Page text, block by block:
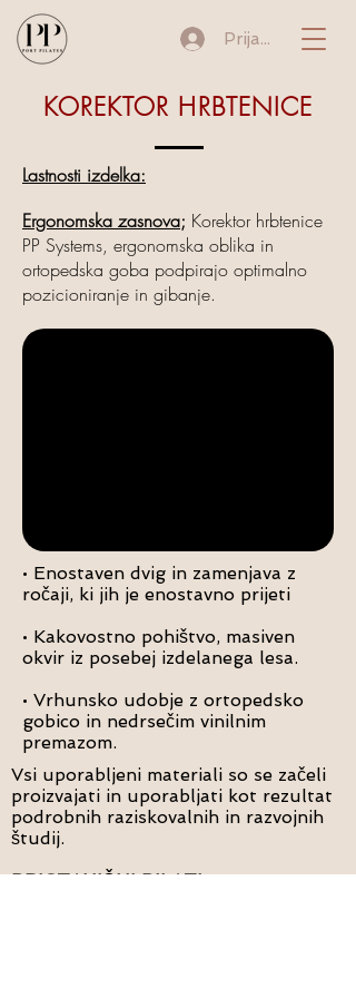
Prijava
KOREKTOR HRBTENICE
Lastnosti izdelka:
Ergonomska zasnova; Korektor hrbtenice
PP Systems, ergonomska oblika in
ortopedska goba podpirajo optimalno
pozicioniranje in gibanje.
• Enostaven dvig in zamenjava z
ročaji, ki jih je enostavno prijeti
• Kakovostno pohištvo, masiven
okvir iz posebej izdelanega lesa.
• Vrhunsko udobje z ortopedsko
gobico in nedrsečim vinilnim
premazom.
Vsi uporabljeni materiali so se začeli
proizvajati in uporabljati kot rezultat
podrobnih raziskovalnih in razvojnih
študij.
PRISTANIČNI PILATI